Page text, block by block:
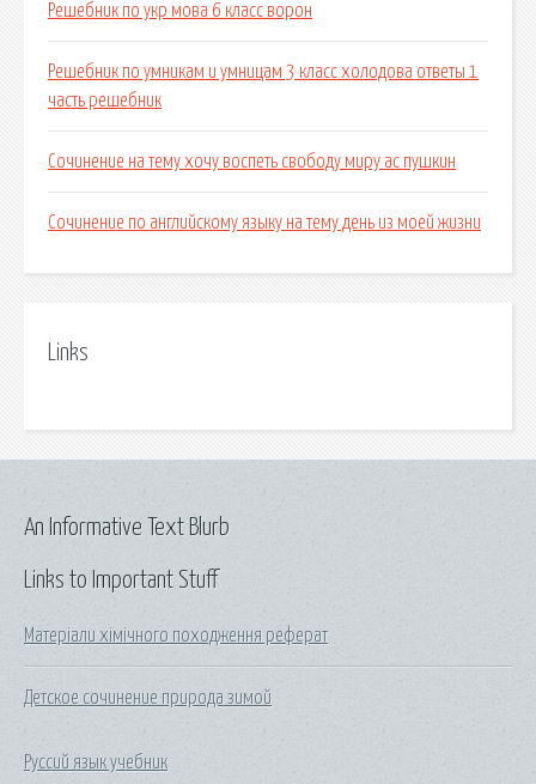
Решебник по укр мова 6 класс ворон
Решебник по умникам и умницам 3 класс холодова ответы 1
часть решебник
Сочинение на тему хочу воспеть свободу миру ас пушкин
Сочинение по английскому языку на тему день из моей жизни
Links
Links to Important Stuff
Матеріали хімічного походження реферат
Детское сочинение природа зимой
Руссий язык учебник
An Informative Text Blurb